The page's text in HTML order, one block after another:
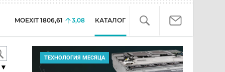
MOEXIT 1806,61 3,08 КАТАЛОГ
ТЕХНОЛОГИЯ МЕСЯЦА